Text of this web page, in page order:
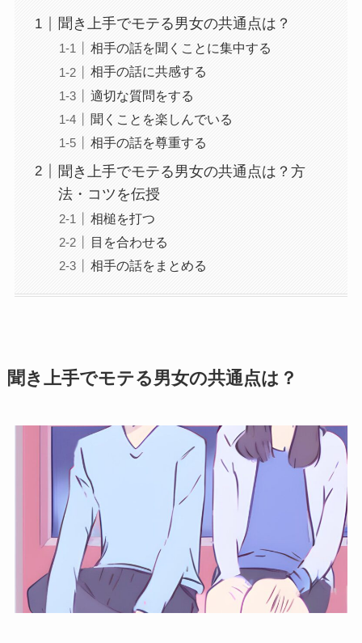
聞き上手でモテる男女の共通点は？
相手の話を聞くことに集中する
相手の話に共感する
適切な質問をする
聞くことを楽しんでいる
相手の話を尊重する
聞き上手でモテる男女の共通点は？方
法・コツを伝授
相槌を打つ
目を合わせる
相手の話をまとめる
聞き上手でモテる男女の共通点は？